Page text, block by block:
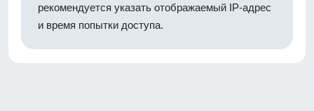
рекомендуется указать отображаемый IP-адрес
и время попытки доступа.